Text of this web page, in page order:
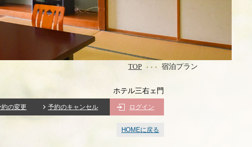
TOP 宿泊プラン
ホテル三右ェ門
約の変更 予約のキャンセル ログイン
HOMEに戻る